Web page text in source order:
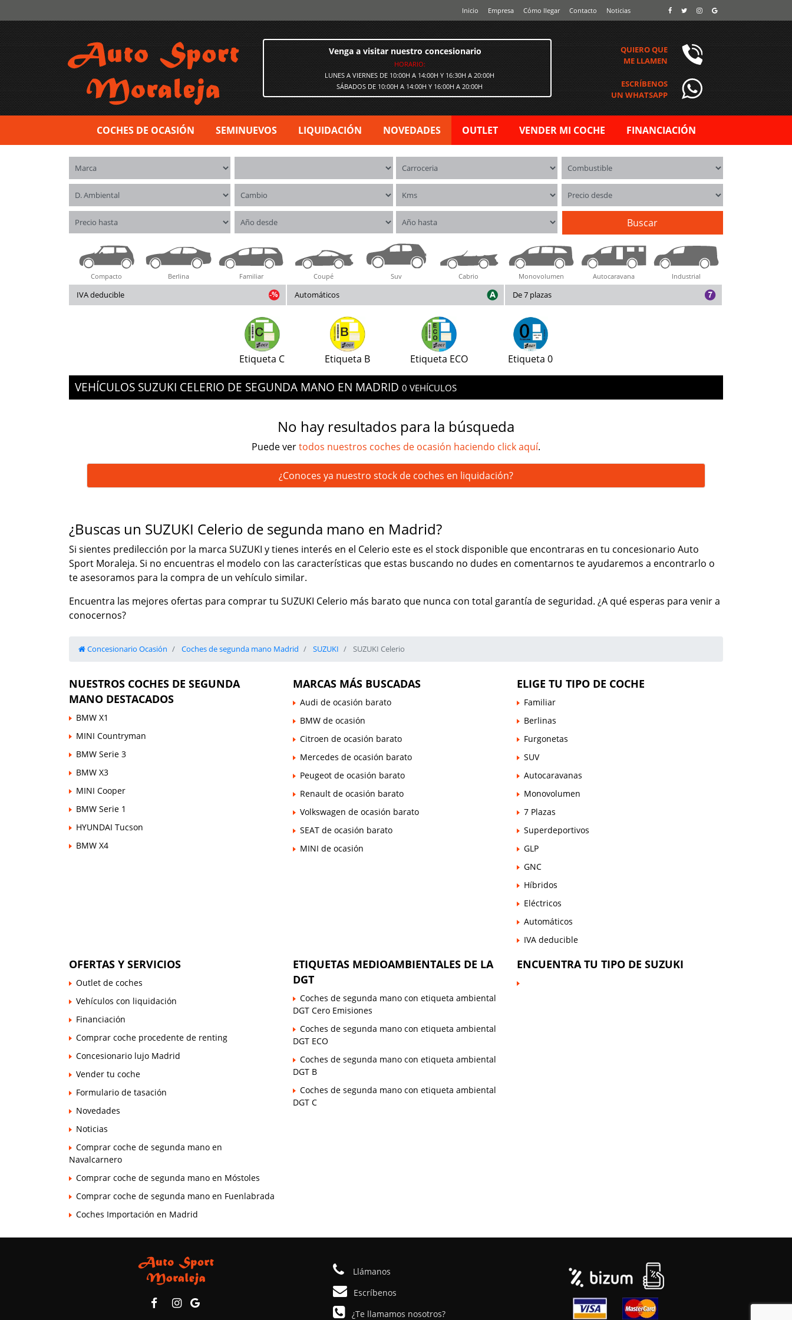
Inicio Empresa Cómo llegar Contacto Noticias
Venga a visitar nuestro concesionario
HORARIO:
LUNES A VIERNES DE 10:00H A 14:00H Y 16:30H A 20:00H
SÁBADOS DE 10:00H A 14:00H Y 16:00H A 20:00H
QUIERO QUE
ME LLAMEN
ESCRÍBENOS
UN WHATSAPP
COCHES DE OCASIÓN SEMINUEVOS LIQUIDACIÓN NOVEDADES OUTLET VENDER MI COCHE FINANCIACIÓN
Marca Carrocerías Combustible
Distintivo ambiental Cambio Kms Precio desde
Precio hasta Año desde Año hasta Buscar
Compacto Berlina Familiar Coupé Suv Cabrio Monovolumen Autocaravana Industrial
IVA deducible Automáticos De 7 plazas
Etiqueta C Etiqueta B Etiqueta ECO Etiqueta 0
VEHÍCULOS SUZUKI CELERIO DE SEGUNDA MANO EN MADRID 0 VEHÍCULOS
No hay resultados para la búsqueda
Puede vertodos nuestros coches de ocasión haciendo click aquí.
¿Conoces ya nuestro stock de coches en liquidación?
¿Buscas un SUZUKI Celerio de segunda mano en Madrid?
Si sientes predilección por la marca SUZUKI y tienes interés en el Celerio este es el stock disponible que encontraras en tu concesionario Auto
Sport Moraleja. Si no encuentras el modelo con las características que estas buscando no dudes en comentarnos te ayudaremos a encontrarlo o
te asesoramos para la compra de un vehículo similar.
Encuentra las mejores ofertas para comprar tu SUZUKI Celerio más barato que nunca con total garantía de seguridad. ¿A qué esperas para venir a
conocernos?
Concesionario Ocasión Coches de segunda mano Madrid SUZUKI SUZUKI Celerio
NUESTROS COCHES DE SEGUNDA
MANO DESTACADOS
BMW X1
MINI Countryman
BMW Serie 3
BMW X3
MINI Cooper
BMW Serie 1
HYUNDAI Tucson
BMW X4
MARCAS MÁS BUSCADAS
Audi de ocasión barato
BMW de ocasión
Citroen de ocasión barato
Mercedes de ocasión barato
Peugeot de ocasión barato
Renault de ocasión barato
Volkswagen de ocasión barato
SEAT de ocasión barato
MINI de ocasión
ELIGE TU TIPO DE COCHE
Familiar
Berlinas
Furgonetas
SUV
Autocaravanas
Monovolumen
7 Plazas
Superdeportivos
GLP
GNC
Híbridos
Eléctricos
Automáticos
IVA deducible
OFERTAS Y SERVICIOS
Outlet de coches
Vehículos con liquidación
Financiación
Comprar coche procedente de renting
Concesionario lujo Madrid
Vender tu coche
Formulario de tasación
Novedades
Noticias
Comprar coche de segunda mano en
Navalcarnero
Comprar coche de segunda mano en Móstoles
Comprar coche de segunda mano en Fuenlabrada
Coches Importación en Madrid
ETIQUETAS MEDIOAMBIENTALES DE LA
DGT
Coches de segunda mano con etiqueta ambiental
DGT Cero Emisiones
Coches de segunda mano con etiqueta ambiental
DGT ECO
Coches de segunda mano con etiqueta ambiental
DGT B
Coches de segunda mano con etiqueta ambiental
DGT C
ENCUENTRA TU TIPO DE SUZUKI
Llámanos
Escríbenos
¿Te llamamos nosotros?